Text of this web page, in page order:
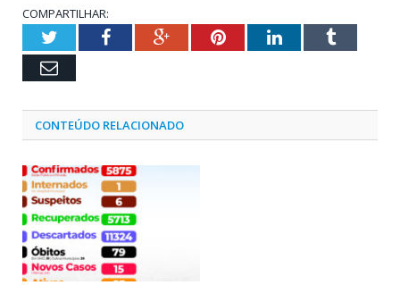
COMPARTILHAR:
TwitterFacebookGoogle+PinterestLinkedInTumblr
Email
CONTEÚDO RELACIONADO